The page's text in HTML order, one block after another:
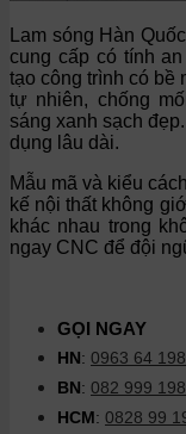
Lam sóng Hàn
cung cấp có tính
tạo công trình có bề
tự nhiên, chống
sáng xanh sạch
dụng lâu dài.
Mẫu mã và kiểu
kế nội thất không
khác nhau trong
ngay CNC để đội
GỌI NGAY
HN: 0963 64
BN: 082 999
HCM: 0828 99